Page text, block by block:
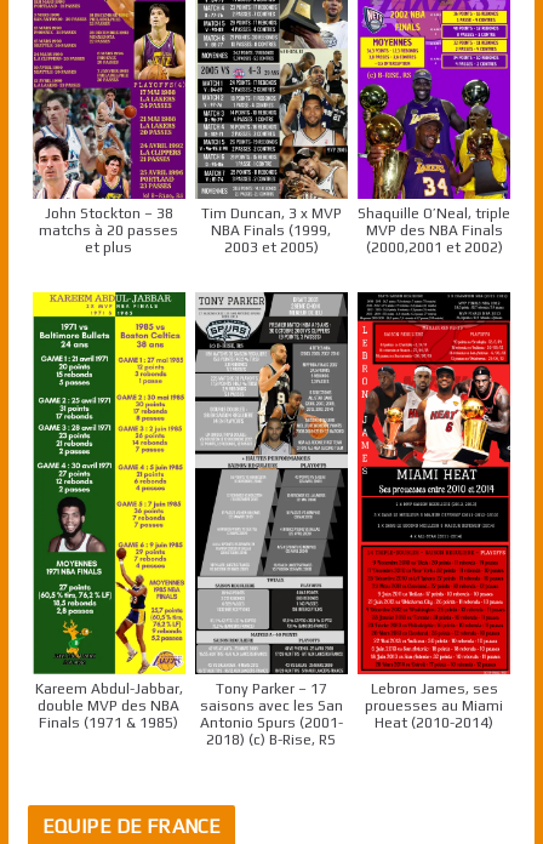
John Stockton – 38
matchs à 20 passes
et plus
Tim Duncan, 3 x MVP
NBA Finals (1999,
2003 et 2005)
Shaquille O’Neal, triple
MVP des NBA Finals
(2000,2001 et 2002)
Kareem Abdul-Jabbar,
double MVP des NBA
Finals (1971 & 1985)
Tony Parker – 17
saisons avec les San
Antonio Spurs (2001-
2018) (c) B-Rise, RS
Lebron James, ses
prouesses au Miami
Heat (2010-2014)
EQUIPE DE FRANCE